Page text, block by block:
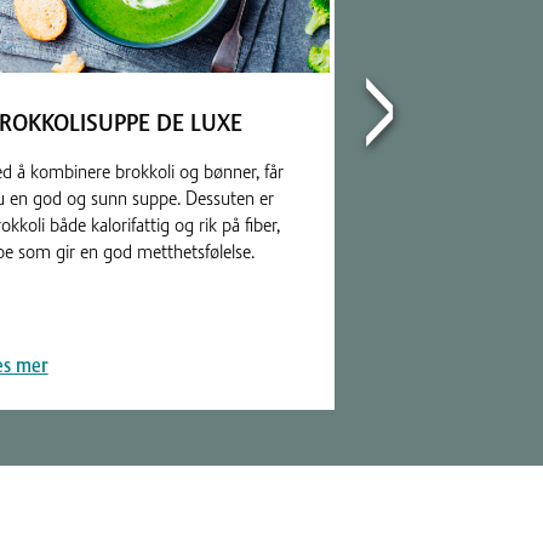
DE LUXE
å kombinere brokkoli og bønner, får
en god og sunn suppe. Dessuten er
både kalorifattig og rik på fiber,
som gir en god metthetsfølelse.
mer